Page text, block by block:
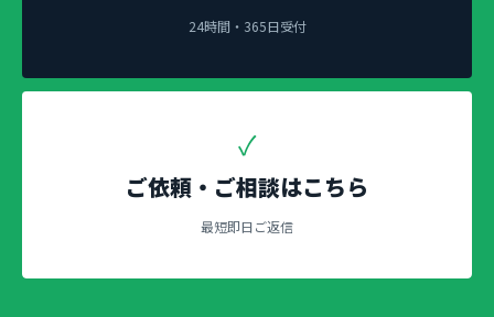
24時間・365日受付
✓
ご依頼・ご相談はこちら
最短即日ご返信